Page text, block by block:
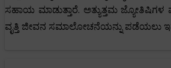
ಸಹಾಯ ಮಾಡುತ್ತಾರೆ. ಅತ್ಯುತ್ತಮ
ವೃತ್ತಿ ಜೀವನ ಸಮಾಲೋಚನೆಯನ್ನು ಪಡೆಯಲು